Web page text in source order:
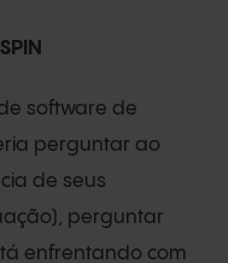
software de
perguntar ao
de seus
perguntar
enfrentando com